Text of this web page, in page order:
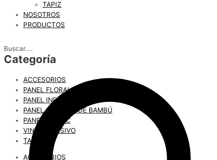
TAPIZ
NOSOTROS
PRODUCTOS
Buscar....
Categoría
ACCESORIOS
PANEL FLORAL
PANEL INFANTIL
PANEL 3D FIBRA DE BAMBÚ
PANEL 3D PVC
VINIL ADHESIVO
TAPIZ
ACCESORIOS